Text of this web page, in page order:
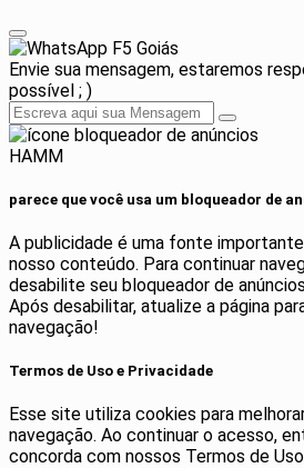
F5 Goiás
Envie sua mensagem, estaremos
possível ; )
HAMM
parece que você usa um bloqueador de
A publicidade é uma fonte
nosso conteúdo. Para continuar
desabilite seu bloqueador de
Após desabilitar, atualize a página
navegação!
Termos de Uso e Privacidade
Esse site utiliza cookies para
navegação. Ao continuar o acesso,
concorda com nossos Termos de